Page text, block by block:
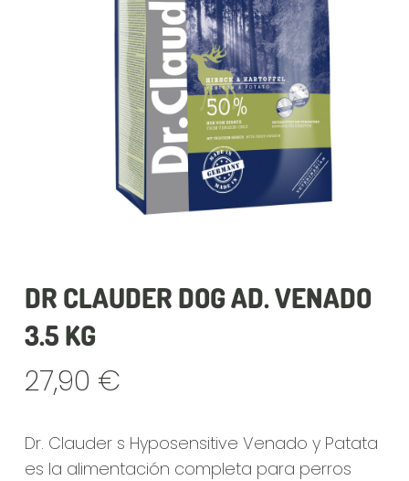
DR CLAUDER DOG AD. VENADO
3.5 KG
27,90 €
Dr. Clauder s Hyposensitive Venado y Patata
es la alimentación completa para perros